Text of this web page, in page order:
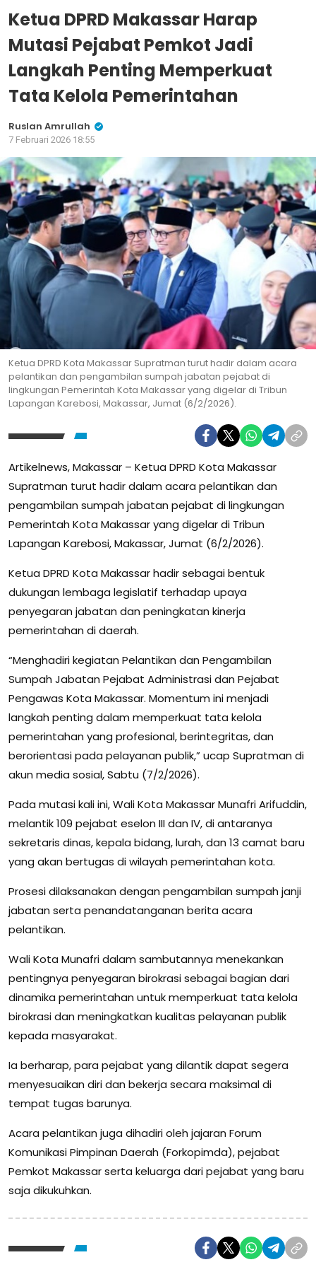
Ketua DPRD Makassar Harap
Mutasi Pejabat Pemkot Jadi
Langkah Penting Memperkuat
Tata Kelola Pemerintahan
Ruslan Amrullah
7 Februari 2026 18:55
Ketua DPRD Kota Makassar Supratman turut hadir dalam acara
pelantikan dan pengambilan sumpah jabatan pejabat di
lingkungan Pemerintah Kota Makassar yang digelar di Tribun
Lapangan Karebosi, Makassar, Jumat (6/2/2026).
Artikelnews, Makassar – Ketua DPRD Kota Makassar
Supratman turut hadir dalam acara pelantikan dan
pengambilan sumpah jabatan pejabat di lingkungan
Pemerintah Kota Makassar yang digelar di Tribun
Lapangan Karebosi, Makassar, Jumat (6/2/2026).
Ketua DPRD Kota Makassar hadir sebagai bentuk
dukungan lembaga legislatif terhadap upaya
penyegaran jabatan dan peningkatan kinerja
pemerintahan di daerah.
“Menghadiri kegiatan Pelantikan dan Pengambilan
Sumpah Jabatan Pejabat Administrasi dan Pejabat
Pengawas Kota Makassar. Momentum ini menjadi
langkah penting dalam memperkuat tata kelola
pemerintahan yang profesional, berintegritas, dan
berorientasi pada pelayanan publik,” ucap Supratman di
akun media sosial, Sabtu (7/2/2026).
Pada mutasi kali ini, Wali Kota Makassar Munafri Arifuddin,
melantik 109 pejabat eselon III dan IV, di antaranya
sekretaris dinas, kepala bidang, lurah, dan 13 camat baru
yang akan bertugas di wilayah pemerintahan kota.
Prosesi dilaksanakan dengan pengambilan sumpah janji
jabatan serta penandatanganan berita acara
pelantikan.
Wali Kota Munafri dalam sambutannya menekankan
pentingnya penyegaran birokrasi sebagai bagian dari
dinamika pemerintahan untuk memperkuat tata kelola
birokrasi dan meningkatkan kualitas pelayanan publik
kepada masyarakat.
Ia berharap, para pejabat yang dilantik dapat segera
menyesuaikan diri dan bekerja secara maksimal di
tempat tugas barunya.
Acara pelantikan juga dihadiri oleh jajaran Forum
Komunikasi Pimpinan Daerah (Forkopimda), pejabat
Pemkot Makassar serta keluarga dari pejabat yang baru
saja dikukuhkan.